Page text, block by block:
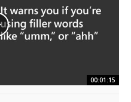
00:01:15